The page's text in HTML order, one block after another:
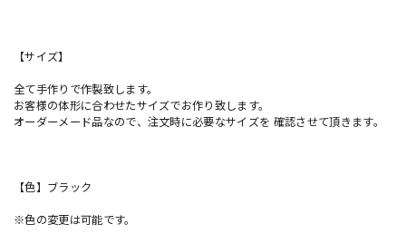
【サイズ】
全て手作りで作製致します。
お客様の体形に合わせたサイズでお作り致します。
オーダーメード品なので、注文時に必要なサイズを 確認させて頂きます。
【色】ブラック
※色の変更は可能です。